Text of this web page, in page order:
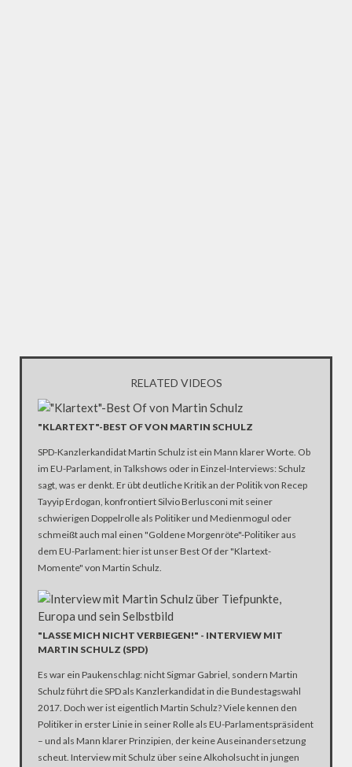
RELATED VIDEOS
"KLARTEXT"-BEST OF VON MARTIN SCHULZ
SPD-Kanzlerkandidat Martin Schulz ist ein Mann klarer Worte. Ob
im EU-Parlament, in Talkshows oder in Einzel-Interviews: Schulz
sagt, was er denkt. Er übt deutliche Kritik an der Politik von Recep
Tayyip Erdogan, konfrontiert Silvio Berlusconi mit seiner
schwierigen Doppelrolle als Politiker und Medienmogul oder
schmeißt auch mal einen "Goldene Morgenröte"-Politiker aus
dem EU-Parlament: hier ist unser Best Of der "Klartext-
Momente" von Martin Schulz.
"LASSE MICH NICHT VERBIEGEN!" - INTERVIEW MIT
MARTIN SCHULZ (SPD)
Es war ein Paukenschlag: nicht Sigmar Gabriel, sondern Martin
Schulz führt die SPD als Kanzlerkandidat in die Bundestagswahl
2017. Doch wer ist eigentlich Martin Schulz? Viele kennen den
Politiker in erster Linie in seiner Rolle als EU-Parlamentspräsident
– und als Mann klarer Prinzipien, der keine Auseinandersetzung
scheut. Interview mit Schulz über seine Alkoholsucht in jungen